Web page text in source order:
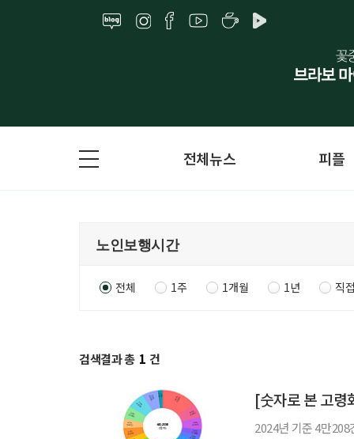
전체뉴스 피플
전체 1주 1개월 1년 직
검색결과 총 1 건
2024년 기준 4만